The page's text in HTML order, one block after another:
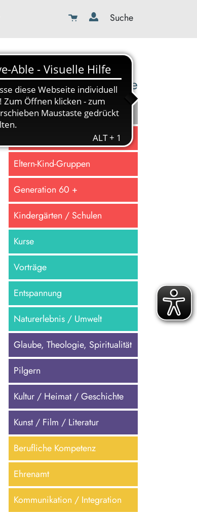
Suche
08179-423989-0
info@kbw-toelz-wor.de
Online lernen
Eltern-Kind-Gruppen
Generation 60 +
Kindergärten / Schulen
Kurse
Vorträge
Entspannung
Naturerlebnis / Umwelt
Glaube, Theologie, Spiritualität
Pilgern
Kultur / Heimat / Geschichte
Kunst / Film / Literatur
Berufliche Kompetenz
Ehrenamt
Kommunikation / Integration